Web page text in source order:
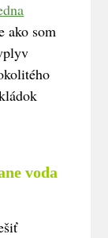
ako som
voda